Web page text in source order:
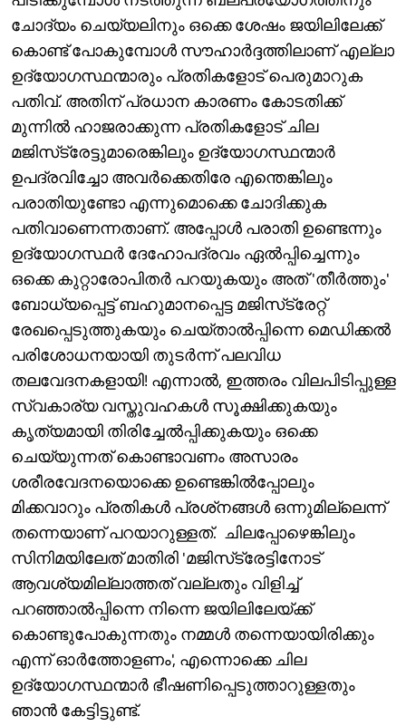
ചോദ്യം ചെയ്യലിനും ഒക്കെ ശേഷം ജയിലിലേക്ക്
കൊണ്ട് പോകുമ്പോൾ സൗഹാർദ്ദത്തിലാണ് എല്ലാ
ഉദ്യോഗസ്ഥന്മാരും പ്രതികളോട് പെരുമാറുക
പതിവ്. അതിന് പ്രധാന കാരണം കോടതിക്ക്
മുന്നിൽ ഹാജരാക്കുന്ന പ്രതികളോട് ചില
മജിസ്‌ട്രേട്ടുമാരെങ്കിലും ഉദ്യോഗസ്ഥന്മാർ
ഉപദ്രവിച്ചോ അവർക്കെതിരേ എന്തെങ്കിലും
പരാതിയുണ്ടോ എന്നുമൊക്കെ ചോദിക്കുക
പതിവാണെന്നതാണ്. അപ്പോൾ പരാതി ഉണ്ടെന്നും
ഉദ്യോഗസ്ഥർ ദേഹോപദ്രവം ഏൽപ്പിച്ചെന്നും
ഒക്കെ കുറ്റാരോപിതർ പറയുകയും അത് 'തീർത്തും'
ബോധ്യപ്പെട്ട് ബഹുമാനപ്പെട്ട മജിസ്‌ട്രേറ്റ്
രേഖപ്പെടുത്തുകയും ചെയ്താൽപ്പിന്നെ മെഡിക്കൽ
പരിശോധനയായി തുടർന്ന് പലവിധ
തലവേദനകളായി! എന്നാൽ, ഇത്തരം വിലപിടിപ്പുള്ള
സ്വകാര്യ വസ്തുവഹകൾ സൂക്ഷിക്കുകയും
കൃത്യമായി തിരിച്ചേൽപ്പിക്കുകയും ഒക്കെ
ചെയ്യുന്നത് കൊണ്ടാവണം അസാരം
ശരീരവേദനയൊക്കെ ഉണ്ടെങ്കിൽപ്പോലും
മിക്കവാറും പ്രതികൾ പ്രശ്‌നങ്ങൾ ഒന്നുമില്ലെന്ന്
തന്നെയാണ് പറയാറുള്ളത്. ചിലപ്പോഴെങ്കിലും
സിനിമയിലേത് മാതിരി 'മജിസ്‌ട്രേട്ടിനോട്
ആവശ്യമില്ലാത്തത് വല്ലതും വിളിച്ച്
പറഞ്ഞാൽപ്പിന്നെ നിന്നെ ജയിലിലേയ്ക്ക്
കൊണ്ടുപോകുന്നതും നമ്മൾ തന്നെയായിരിക്കും
എന്ന് ഓർത്തോളണം', എന്നൊക്കെ ചില
ഉദ്യോഗസ്ഥന്മാർ ഭീഷണിപ്പെടുത്താറുള്ളതും
ഞാൻ കേട്ടിട്ടുണ്ട്.